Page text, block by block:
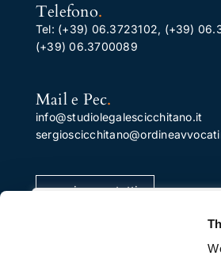
Utilizziamo i cookie per
Telefono.
Tel: (+39) 06.3723102, (+39)
(+39) 06.3700089
Mail e Pec.
info@studiolegalescicchitano.it
pagina contatti